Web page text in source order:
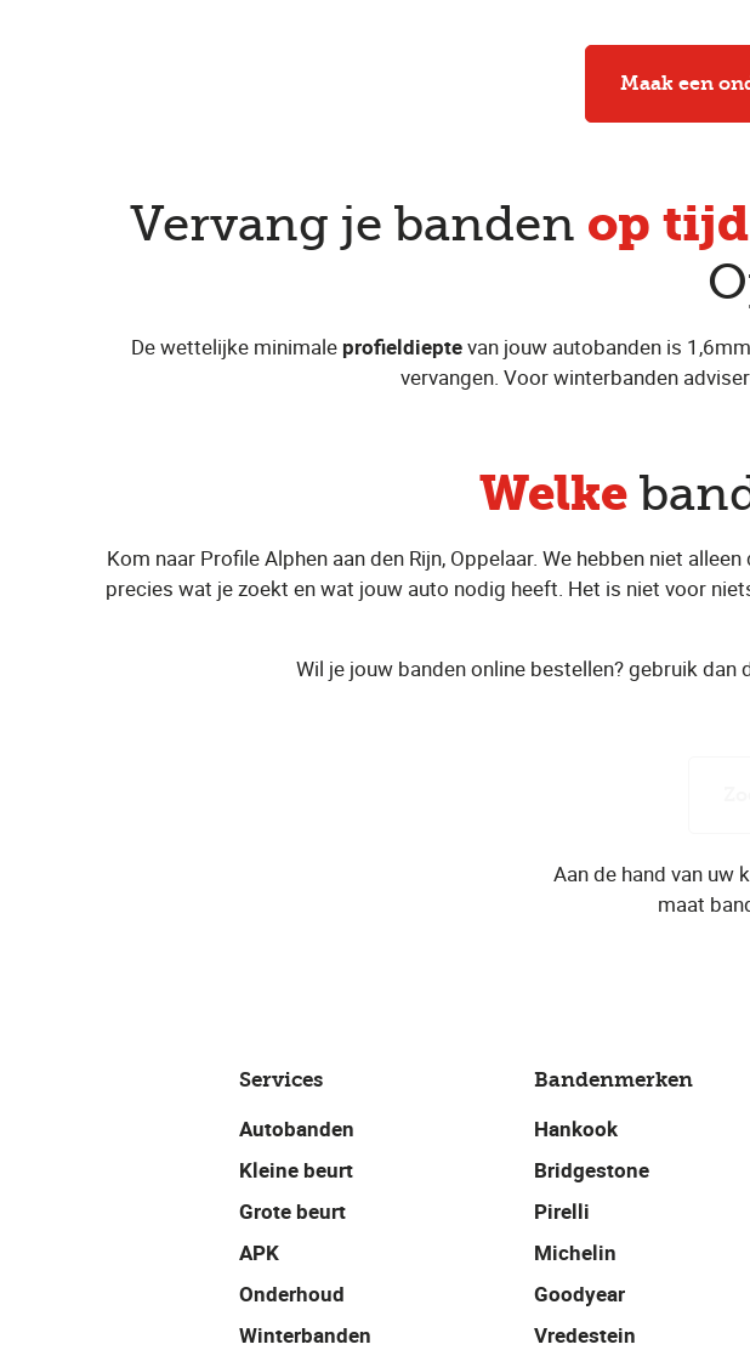
Maak een
Vervang je banden op tijd
De wettelijke minimale profieldieptevan jouw autobanden is
vervangen. Voor winterbanden
Welke
Kom naar Profile Alphen aan den Rijn, Oppelaar. We hebben niet
precies wat je zoekt en wat jouw auto nodig heeft. Het is niet voor
Wil je jouw banden online bestellen? gebruik
Aan de hand van uw
maat
Services
Autobanden
Kleine beurt
Grote beurt
APK
Onderhoud
Winterbanden
Bandenmerken
Hankook
Bridgestone
Pirelli
Michelin
Goodyear
Vredestein